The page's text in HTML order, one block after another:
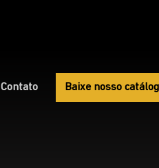
Contato Baixe nosso